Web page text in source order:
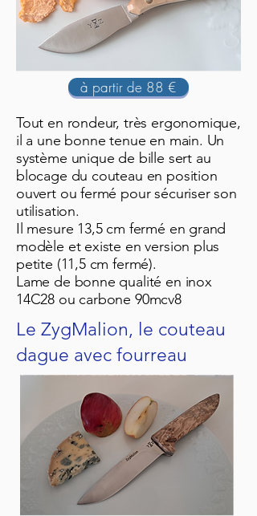
à partir de 88 €
Tout en rondeur, très ergonomique,
il a une bonne tenue en main. Un
système unique de bille sert au
blocage du couteau en position
ouvert ou fermé pour sécuriser son
utilisation.
Il mesure 13,5 cm fermé en grand
modèle et existe en version plus
petite (11,5 cm fermé).
Lame de bonne qualité en inox
14C28 ou carbone 90mcv8
Le ZygMalion, le couteau
dague avec fourreau